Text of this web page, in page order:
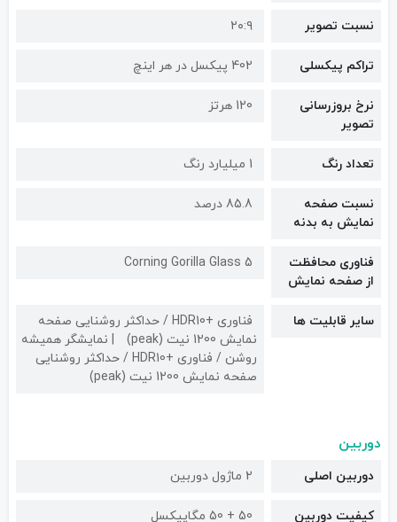
نسبت تصویر ۲۰:۹
تراکم پیکسلی 402 پیکسل در هر اینچ
نرخ بروزرسانی
تصویر
120 هرتز
تعداد رنگ 1 میلیارد رنگ
نسبت صفحه
نمایش به بدنه
85.8 درصد
فناوری محافظت
از صفحه نمایش
Corning Gorilla Glass 5
سایر قابلیت ها
فناوری +HDR10 / حداکثر روشنایی صفحه
نمایش 1200 نیت (peak)
نمایشگر همیشه
روشن / فناوری +HDR10 / حداکثر روشنایی
صفحه نمایش 1200 نیت (peak)
دوربین
دوربین اصلی 2 ماژول دوربین
کیفیت دوربین‌ 50 + 50 مگاپیکسل